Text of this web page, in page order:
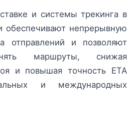
и системы трекинга в
обеспечивают непрерывную
отправлений и позволяют
маршруты, снижая
и повышая точность ETA
и международных